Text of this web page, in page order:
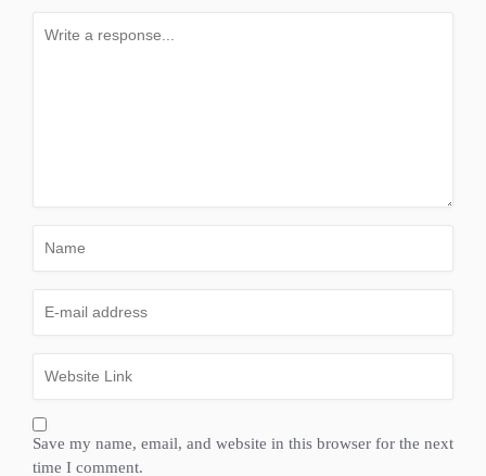
Save my name, email, and website in this browser for the next
time I comment.